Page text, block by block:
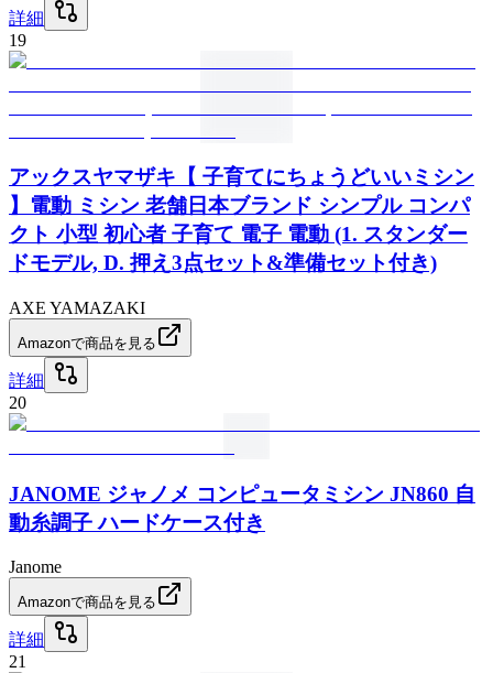
詳細
19
アックスヤマザキ【 子育てにちょうどいいミシン
】電動 ミシン 老舗日本ブランド シンプル コンパ
クト 小型 初心者 子育て 電子 電動 (1. スタンダー
ドモデル, D. 押え3点セット&準備セット付き)
AXE YAMAZAKI
Amazonで商品を見る
詳細
20
JANOME ジャノメ コンピュータミシン JN860 自
動糸調子 ハードケース付き
Janome
Amazonで商品を見る
詳細
21